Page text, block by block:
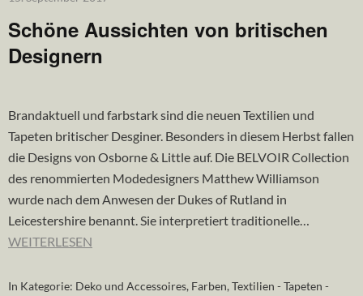
Schöne Aussichten von britischen
Designern
Brandaktuell und farbstark sind die neuen Textilien und
Tapeten britischer Desginer. Besonders in diesem Herbst fallen
die Designs von Osborne & Little auf. Die BELVOIR Collection
des renommierten Modedesigners Matthew Williamson
wurde nach dem Anwesen der Dukes of Rutland in
Leicestershire benannt. Sie interpretiert traditionelle…
WEITERLESEN
In Kategorie: Deko und Accessoires, Farben,Textilien - Tapeten -